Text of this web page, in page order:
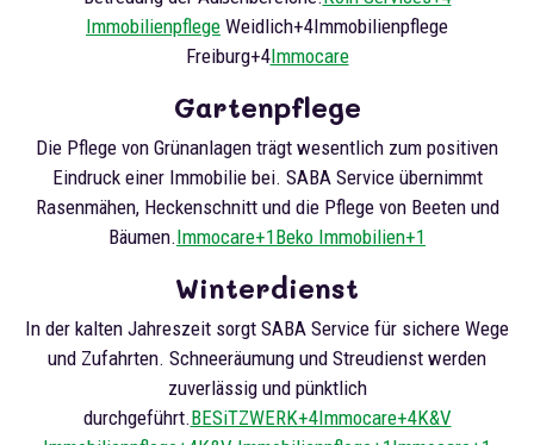
Immobilienpflege Weidlich+4Immobilienpflege
Freiburg+4Immocare
Gartenpflege
Die Pflege von Grünanlagen trägt wesentlich zum positiven
Eindruck einer Immobilie bei. SABA Service übernimmt
Rasenmähen, Heckenschnitt und die Pflege von Beeten und
Bäumen.Immocare+1Beko Immobilien+1
Winterdienst
In der kalten Jahreszeit sorgt SABA Service für sichere Wege
und Zufahrten. Schneeräumung und Streudienst werden
zuverlässig und pünktlich
durchgeführt.BESiTZWERK+4Immocare+4K&V